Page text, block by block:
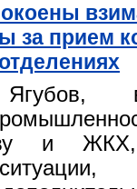
за прием
и